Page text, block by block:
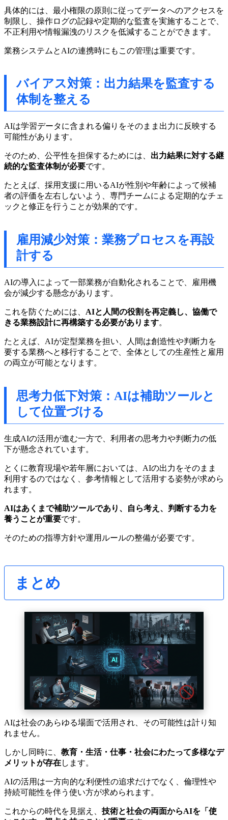
具体的には、最小権限の原則に従ってデータへのアクセスを
制限し、操作ログの記録や定期的な監査を実施することで、
不正利用や情報漏洩のリスクを低減することができます。
業務システムとAIの連携時にもこの管理は重要です。
バイアス対策：出力結果を監査する
体制を整える
AIは学習データに含まれる偏りをそのまま出力に反映する
可能性があります。
そのため、公平性を担保するためには、 出力結果に対する継
続的な監査体制が必要です。
たとえば、採用支援に用いるAIが性別や年齢によって候補
者の評価を左右しないよう、専門チームによる定期的なチェ
ックと修正を行うことが効果的です。
雇用減少対策：業務プロセスを再設
計する
AIの導入によって一部業務が自動化されることで、雇用機
会が減少する懸念があります。
これを防ぐためには、 AIと人間の役割を再定義し、協働で
きる業務設計に再構築する必要があります。
たとえば、AIが定型業務を担い、人間は創造性や判断力を
要する業務へと移行することで、全体としての生産性と雇用
の両立が可能となります。
思考力低下対策：AIは補助ツールと
して位置づける
生成AIの活用が進む一方で、利用者の思考力や判断力の低
下が懸念されています。
とくに教育現場や若年層においては、AIの出力をそのまま
利用するのではなく、参考情報として活用する姿勢が求めら
れます。
AIはあくまで補助ツールであり、自ら考え、判断する力を
養うことが重要です。
そのための指導方針や運用ルールの整備が必要です。
まとめ
AIは社会のあらゆる場面で活用され、その可能性は計り知
れません。
しかし同時に、 教育・生活・仕事・社会にわたって多様なデ
メリットが存在します。
AIの活用は一方向的な利便性の追求だけでなく、倫理性や
持続可能性を伴う使い方が求められます。
これからの時代を見据え、 技術と社会の両面からAIを「使